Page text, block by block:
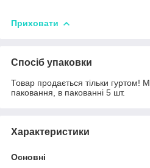
Приховати
Спосіб упаковки
Товар продається тільки гуртом!
паковання, в пакованні 5 шт.
Характеристики
Основні